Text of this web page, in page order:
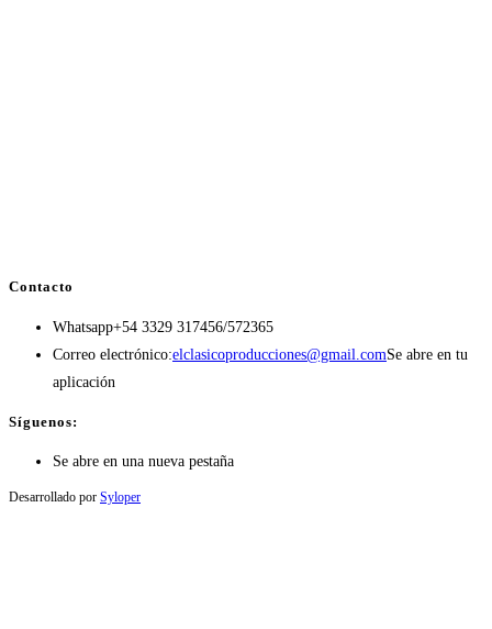
Contacto
Whatsapp+54 3329 317456/572365
Correo electrónico:elclasicoproducciones@gmail.comSe abre en tu
aplicación
Síguenos:
Se abre en una nueva pestaña
Desarrollado por Syloper